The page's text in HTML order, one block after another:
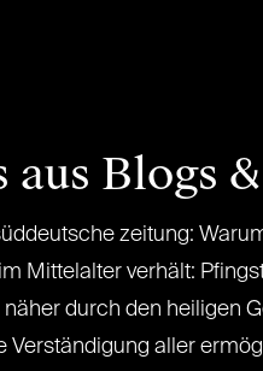
Blogs
zeitung:
Mittelalter verhält:
durch den heiligen
Verständigung aller